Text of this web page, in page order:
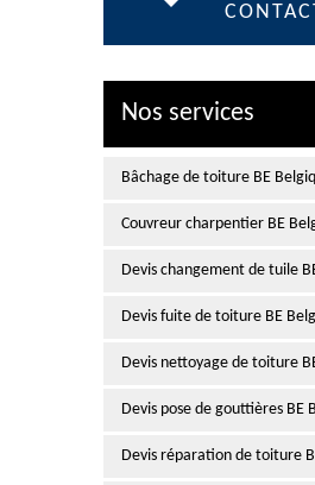
Nos services
Bâchage de toiture BE
Couvreur charpentier BE
Devis changement de tuile
Devis fuite de toiture BE
Devis nettoyage de toiture
Devis pose de gouttières BE
Devis réparation de toiture